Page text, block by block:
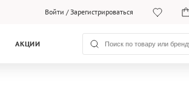
Войти /Зарегистрироваться
АКЦИИ